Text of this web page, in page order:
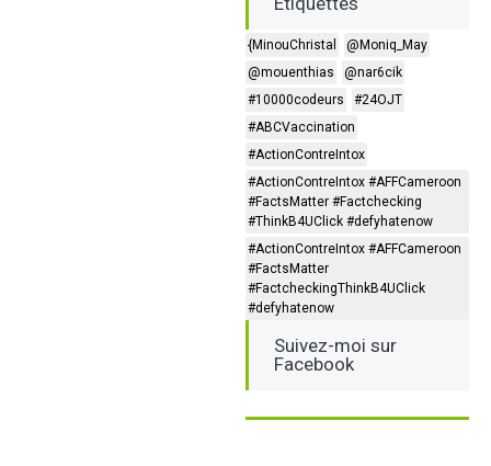
{MinouChristal
@Moniq_May
@mouenthias
@nar6cik
#10000codeurs
#24OJT
#ABCVaccination
#ActionContreIntox
#ActionContreIntox #AFFCameroon
#FactsMatter #Factchecking
#ThinkB4UClick #defyhatenow
#ActionContreIntox #AFFCameroon
#FactsMatter
#FactcheckingThinkB4UClick
#defyhatenow
Suivez-moi sur
Facebook